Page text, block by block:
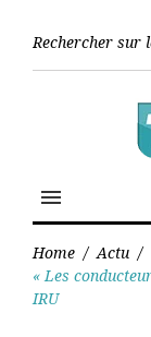
menu
Home / Actu /
« Les
IRU